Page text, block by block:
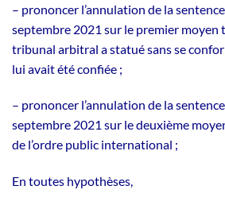
– prononcer l’annulation de la
septembre 2021 sur le premier moyen
tribunal arbitral a statué sans se
lui avait été confiée ;
– prononcer l’annulation de la
septembre 2021 sur le deuxième
de l’ordre public international ;
En toutes hypothèses,